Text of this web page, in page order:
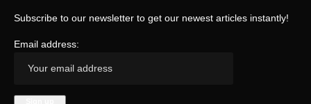
Subscribe to our newsletter to get our newest articles instantly!
Email address: